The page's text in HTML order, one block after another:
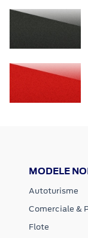
MODELE
Autoturisme
Comerciale &
Flote